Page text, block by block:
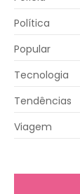
Política
Popular
Tecnologia
Tendências
Viagem